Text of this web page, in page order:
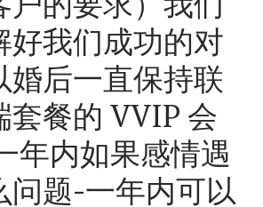
好我们成功的对
婚后一直保持联
套餐的 VVIP 会
年内如果感情遇
问题-一年内可以